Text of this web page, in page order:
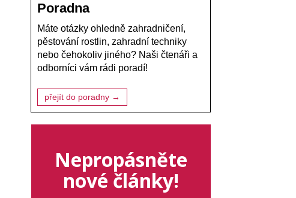
Poradna
Máte otázky ohledně zahradničení,
pěstování rostlin, zahradní techniky
nebo čehokoliv jiného? Naši čtenáři a
odborníci vám rádi poradí!
přejít do poradny →
Nepropásněte
nové články!